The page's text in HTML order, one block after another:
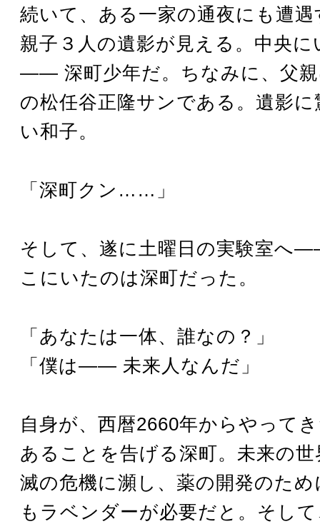
続いて、ある一家の通夜にも遭
親子３人の遺影が見える。中央に
―― 深町少年だ。ちなみに、父
の松任谷正隆サンである。遺影
い和子。
「深町クン……」
そして、遂に土曜日の実験室へ
こにいたのは深町だった。
「あなたは一体、誰なの？」
「僕は―― 未来人なんだ」
自身が、西暦2660年からやって
あることを告げる深町。未来の
滅の危機に瀕し、薬の開発のた
もラベンダーが必要だと。そし